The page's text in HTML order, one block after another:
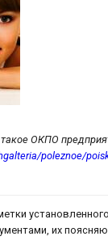
ОКПО
poleznoe/
их